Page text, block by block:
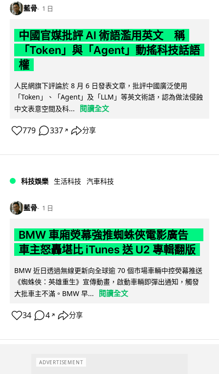
藍骨 1 日
中國官媒批評 AI 術語濫用英文 稱
「Token」與「Agent」動搖科技話語
權
人民網旗下評論於 8 月 6 日發表文章，批評中國廣泛使用
「Token」、「Agent」及「LLM」等英文術語，認為做法侵蝕
中文表意空間及科...
閱讀全文
779 337 ↗ 分享
科技娛樂 生活科技 汽車科技
藍骨 1 日
BMW 車廂熒幕強推蜘蛛俠電影廣告
車主怒轟堪比 iTunes 送 U2 專輯翻版
BMW 近日透過無線更新向全球逾 70 個市場車輛中控熒幕推送
《蜘蛛俠：英雄重生》宣傳動畫，啟動車輛即彈出通知，觸發
大批車主不滿。BMW 早...
閱讀全文
34 4 ↗ 分享
ADVERTISEMENT